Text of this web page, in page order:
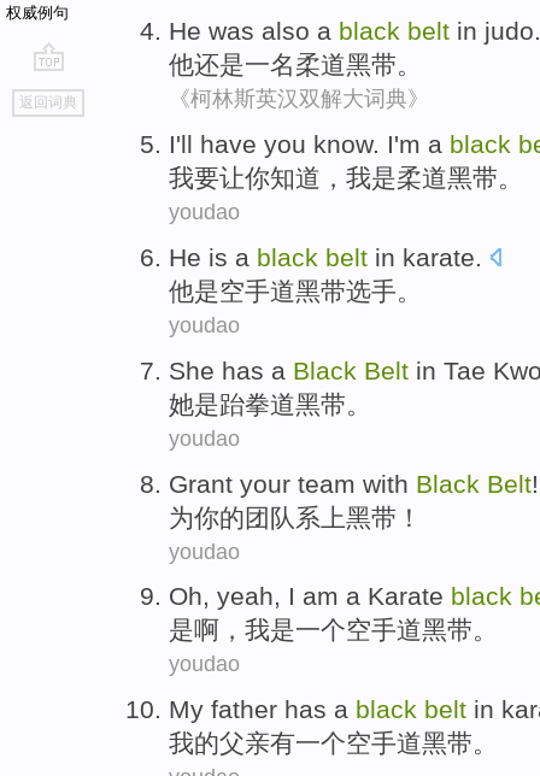
权威例句
go
top
返回词典
He was also a black belt in judo.
他还是一名柔道黑带。
《柯林斯英汉双解大词典》
I'll have you know. I'm a black
我要让你知道 ，我是柔道黑带。
youdao
He is a black belt in karate.
他是空手道黑带选手。
youdao
She has a Black Belt in Tae
她是跆拳道黑带。
youdao
Grant your team with Black Belt!
为你的团队 系上黑带 ！
youdao
Oh, yeah, I am a Karate black
是啊， 我是一个空手道黑带。
youdao
My father has a black belt in
我的父亲有一个空手道黑带。